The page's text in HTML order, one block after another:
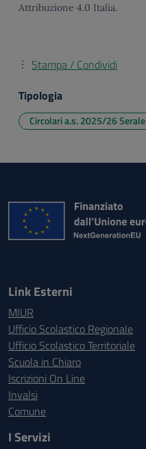
Attribuzione 4.0 Italia.
Stampa / Condividi
Tipologia
Circolari a.s. 2025/26 Serale
Link Esterni
MIUR
Ufficio Scolastico Regionale
Ufficio Scolastico Territoriale
Scuola in Chiaro
Iscrizioni On Line
Invalsi
Comune
I Servizi